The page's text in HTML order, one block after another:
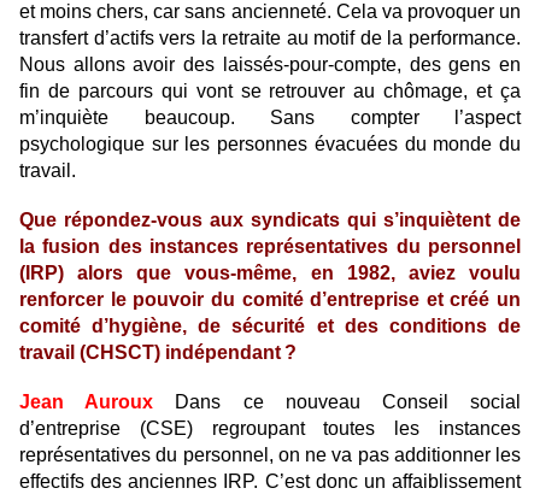
et moins chers, car sans ancienneté. Cela va provoquer un
transfert d’actifs vers la retraite au motif de la performance.
Nous allons avoir des laissés-pour-compte, des gens en
fin de parcours qui vont se retrouver au chômage, et ça
m’inquiète beaucoup. Sans compter l’aspect
psychologique sur les personnes évacuées du monde du
travail.
Que répondez-vous aux syndicats qui s’inquiètent de
la fusion des instances représentatives du personnel
(IRP) alors que vous-même, en 1982, aviez voulu
renforcer le pouvoir du comité d’entreprise et créé un
comité ­d’hygiène, de sécurité et des conditions de
travail (CHSCT) indépendant ?
Jean Auroux Dans ce nouveau Conseil social
d’entreprise (CSE) regroupant toutes les instances
représentatives du personnel, on ne va pas additionner les
effectifs des anciennes IRP. C’est donc un affaiblissement